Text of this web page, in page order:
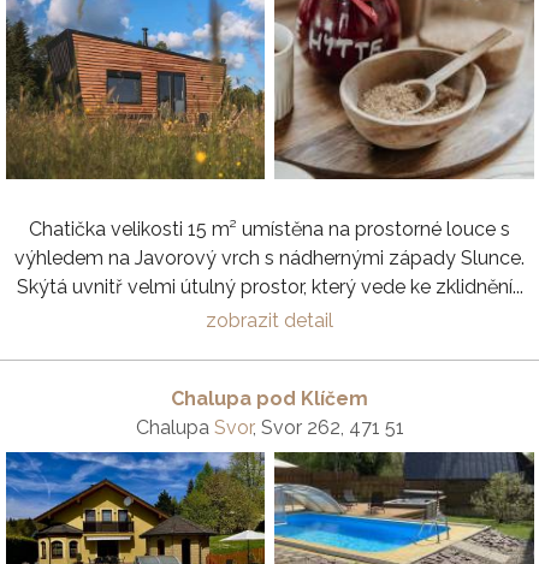
Chatička velikosti 15 m² umístěna na prostorné louce s
výhledem na Javorový vrch s nádhernými západy Slunce.
Skýtá uvnitř velmi útulný prostor, který vede ke zklidnění...
zobrazit detail
Chalupa pod Klíčem
Chalupa Svor, Svor 262, 471 51